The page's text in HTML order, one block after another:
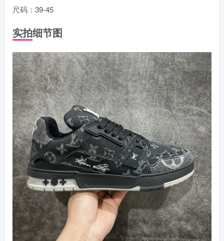
尺码：39-45
实拍细节图